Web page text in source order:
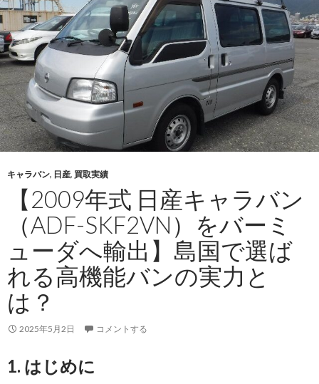
ボ
ン
ゴ
ト
ラ
ッ
ク
（ABF-
SKP2T）
ニ
へ
輸
出】
キャラバン, 日産, 買取実績
【2009年式 日産キャラバン
（ADF-SKF2VN）をバーミ
ューダへ輸出】島国で選ば
れる高機能バンの実力と
は？
2025年5月2日 コメントする
1. はじめに